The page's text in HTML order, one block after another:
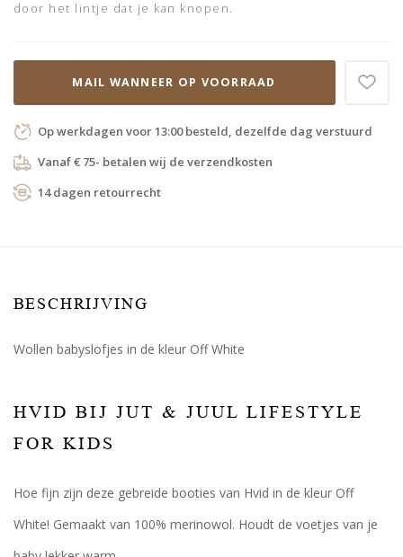
door het lintje dat je kan knopen.
MAIL WANNEER OP VOORRAAD
Op werkdagen voor 13:00 besteld, dezelfde dag verstuurd
Vanaf € 75- betalen wij de verzendkosten
14 dagen retourrecht
BESCHRIJVING
Wollen babyslofjes in de kleur Off White
HVID BIJ JUT & JUUL LIFESTYLE
FOR KIDS
Hoe fijn zijn deze gebreide booties van Hvid in de kleur Off
White! Gemaakt van 100% merinowol. Houdt de voetjes van je